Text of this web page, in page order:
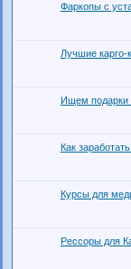
Фаркопы с
Лучшие карго-
Ищем подарки
Как
Курсы для
Рессоры для